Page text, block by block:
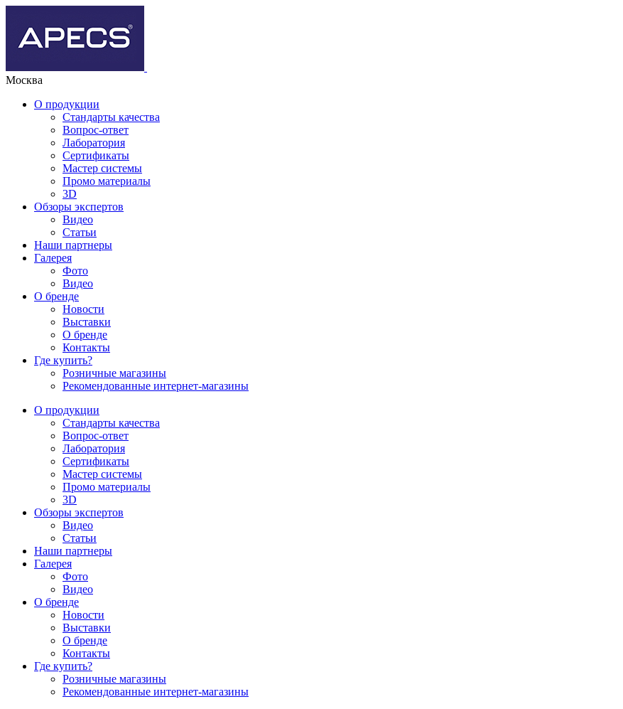
Москва
О продукции
Стандарты качества
Вопрос-ответ
Лаборатория
Сертификаты
Мастер системы
Промо материалы
3D
Обзоры экспертов
Видео
Статьи
Наши партнеры
Галерея
Фото
Видео
О бренде
Новости
Выставки
О бренде
Контакты
Где купить?
Розничные магазины
Рекомендованные интернет-магазины
О продукции
Стандарты качества
Вопрос-ответ
Лаборатория
Сертификаты
Мастер системы
Промо материалы
3D
Обзоры экспертов
Видео
Статьи
Наши партнеры
Галерея
Фото
Видео
О бренде
Новости
Выставки
О бренде
Контакты
Где купить?
Розничные магазины
Рекомендованные интернет-магазины